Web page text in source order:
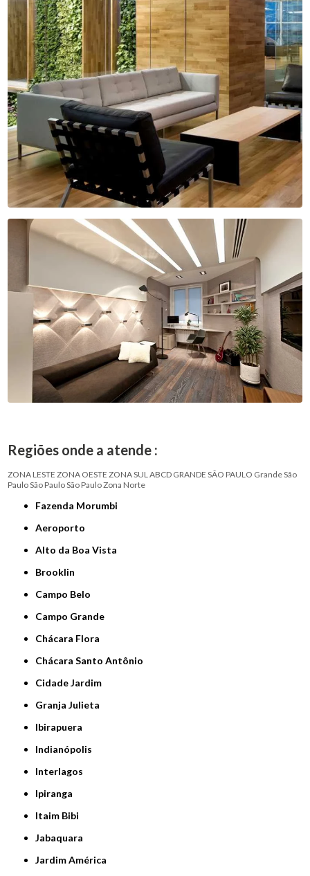
Regiões onde a atende :
ZONA LESTE ZONA OESTE ZONA SULABCD GRANDE SÃO PAULO Grande São
PauloSão PauloSão PauloZona Norte
Fazenda Morumbi
Aeroporto
Alto da Boa Vista
Brooklin
Campo Belo
Campo Grande
Chácara Flora
Chácara Santo Antônio
Cidade Jardim
Granja Julieta
Ibirapuera
Indianópolis
Interlagos
Ipiranga
Itaim Bibi
Jabaquara
Jardim América